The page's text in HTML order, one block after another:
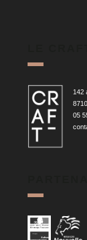
142
05